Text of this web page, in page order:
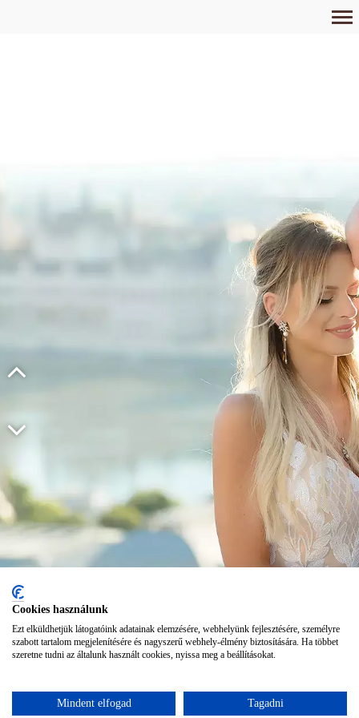
Cookies használunk
Ezt elküldhetjük látogatóink adatainak elemzésére, webhelyünk fejlesztésére, személyre
szabott tartalom megjelenítésére és nagyszerű webhely-élmény biztosítására. Ha többet
szeretne tudni az általunk használt cookies, nyissa meg a beállításokat.
Mindent elfogad Tagadni